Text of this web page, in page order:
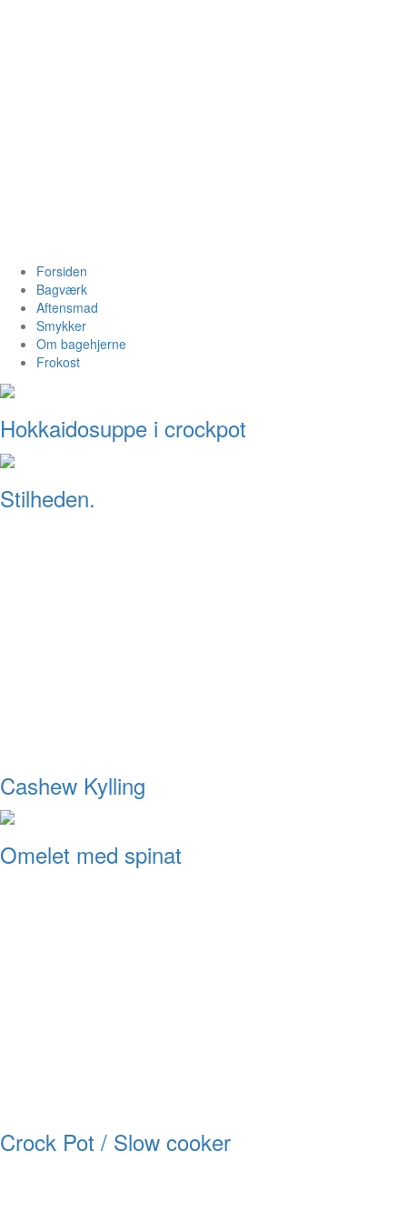
Forsiden
Bagværk
Aftensmad
Smykker
Om bagehjerne
Frokost
Hokkaidosuppe i crockpot
Stilheden.
Cashew Kylling
Omelet med spinat
Crock Pot / Slow cooker